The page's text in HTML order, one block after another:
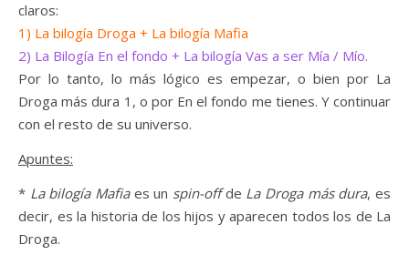
claros:
1) La bilogía Droga + La bilogía Mafia
2) La Bilogía En el fondo + La bilogía Vas a ser Mía / Mío.
Por lo tanto, lo más lógico es empezar, o bien por La
Droga más dura 1, o por En el fondo me tienes. Y continuar
con el resto de su universo.
Apuntes:
* La bilogía Mafiaes un spin-offde La Droga más dura, es
decir, es la historia de los hijos y aparecen todos los de La
Droga.